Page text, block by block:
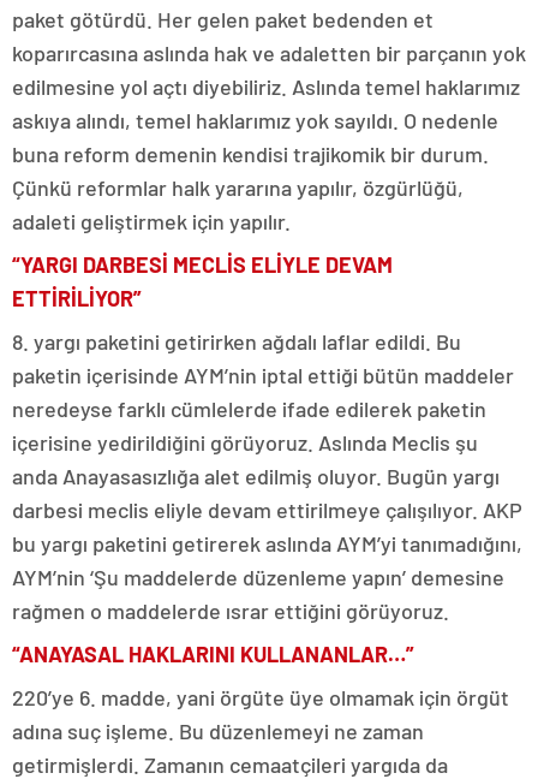
paket götürdü. Her gelen paket bedenden et
koparırcasına aslında hak ve adaletten bir parçanın yok
edilmesine yol açtı diyebiliriz. Aslında temel haklarımız
askıya alındı, temel haklarımız yok sayıldı. O nedenle
buna reform demenin kendisi trajikomik bir durum.
Çünkü reformlar halk yararına yapılır, özgürlüğü,
adaleti geliştirmek için yapılır.
“YARGI DARBESİ MECLİS ELİYLE DEVAM
ETTİRİLİYOR”
8. yargı paketini getirirken ağdalı laflar edildi. Bu
paketin içerisinde AYM’nin iptal ettiği bütün maddeler
neredeyse farklı cümlelerde ifade edilerek paketin
içerisine yedirildiğini görüyoruz. Aslında Meclis şu
anda Anayasasızlığa alet edilmiş oluyor. Bugün yargı
darbesi meclis eliyle devam ettirilmeye çalışılıyor. AKP
bu yargı paketini getirerek aslında AYM’yi tanımadığını,
AYM’nin ‘Şu maddelerde düzenleme yapın’ demesine
rağmen o maddelerde ısrar ettiğini görüyoruz.
“ANAYASAL HAKLARINI KULLANANLAR…”
220’ye 6. madde, yani örgüte üye olmamak için örgüt
adına suç işleme. Bu düzenlemeyi ne zaman
getirmişlerdi. Zamanın cemaatçileri yargıda da